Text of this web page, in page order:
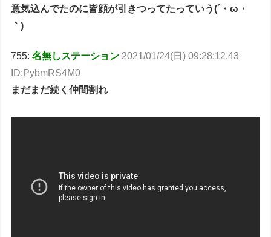
意気込んでたのに皆顔が引きつってたっていう(´・ω・
｀)
755:名無しステーション 2021/01/24(日) 09:28:12.43
ID:PybmRS4M0
まだまだ続く仲間割れ